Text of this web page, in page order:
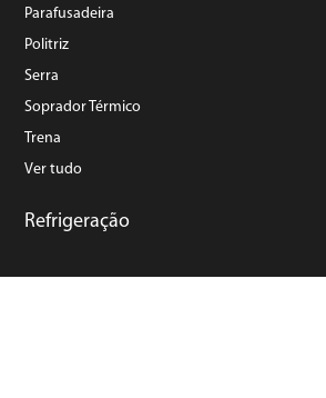
Parafusadeira
Politriz
Serra
Soprador Térmico
Trena
Ver tudo
Refrigeração